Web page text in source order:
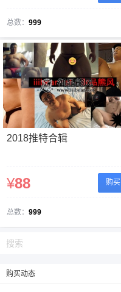
总数： 999
2018推特合辑
¥88 购买
总数： 999
购买动态